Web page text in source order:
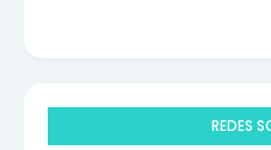
REDES